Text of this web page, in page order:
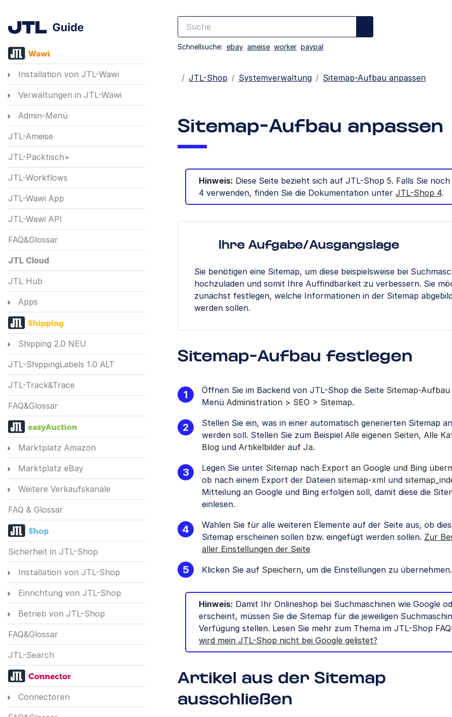
Installation von JTL-Wawi
Verwaltungen in JTL-Wawi
Admin-Menü
JTL-Ameise
JTL-Packtisch+
JTL-Workflows
JTL-Wawi App
JTL-Wawi API
FAQ&Glossar
JTL Cloud
JTL Hub
Apps
Shipping 2.0 NEU
JTL-ShippingLabels 1.0 ALT
JTL-Track&Trace
FAQ&Glossar
Marktplatz Amazon
Marktplatz eBay
Weitere Verkaufskanäle
FAQ & Glossar
Sicherheit in JTL-Shop
Installation von JTL-Shop
Einrichtung von JTL-Shop
Betrieb von JTL-Shop
FAQ&Glossar
JTL-Search
Connectoren
Schnellsuche: ebay ameise worker paypal
Startseite
JTL-Shop Systemverwaltung Sitemap-Aufbau anpassen
Sitemap-Aufbau anpassen
Hinweis: Diese Seite bezieht sich auf JTL-Shop 5. Falls Sie
4 verwenden, finden Sie die Dokumentation unter JTL-Shop 4.
Ihre Aufgabe/Ausgangslage
Sie benötigen eine Sitemap, um diese beispielsweise bei
hochzuladen und somit Ihre Auffindbarkeit zu verbessern. Sie
zunächst festlegen, welche Informationen in der Sitemap
werden sollen.
Sitemap-Aufbau festlegen
Öffnen Sie im Backend von JTL-Shop die Seite Sitemap-Aufbau
Menü Administration > SEO > Sitemap.
Stellen Sie ein, was in einer automatisch generierten Sitemap
werden soll. Stellen Sie zum Beispiel Alle eigenen Seiten, Alle
Blog und Artikelbilder auf Ja.
Legen Sie unter Sitemap nach Export an Google und Bing
ob nach einem Export der Dateien sitemap-xml und
Mitteilung an Google und Bing erfolgen soll, damit diese die
einlesen.
Wählen Sie für alle weiteren Elemente auf der Seite aus, ob
Sitemap erscheinen sollen bzw. eingefügt werden sollen. Zur
aller Einstellungen der Seite
Klicken Sie auf Speichern, um die Einstellungen zu übernehmen.
Hinweis: Damit Ihr Onlineshop bei Suchmaschinen wie Google
erscheint, müssen Sie die Sitemap für die jeweiligen
Verfügung stellen. Lesen Sie mehr zum Thema im JTL-Shop
wird mein JTL-Shop nicht bei Google gelistet?
Artikel aus der Sitemap
ausschließen